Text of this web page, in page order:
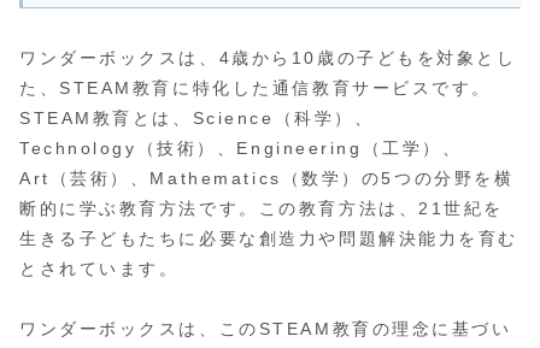
ワンダーボックスは、4歳から10歳の子どもを対象とし
た、STEAM教育に特化した通信教育サービスです。
STEAM教育とは、Science（科学）、
Technology（技術）、Engineering（工学）、
Art（芸術）、Mathematics（数学）の5つの分野を横
断的に学ぶ教育方法です。この教育方法は、21世紀を
生きる子どもたちに必要な創造力や問題解決能力を育む
とされています。
ワンダーボックスは、このSTEAM教育の理念に基づい